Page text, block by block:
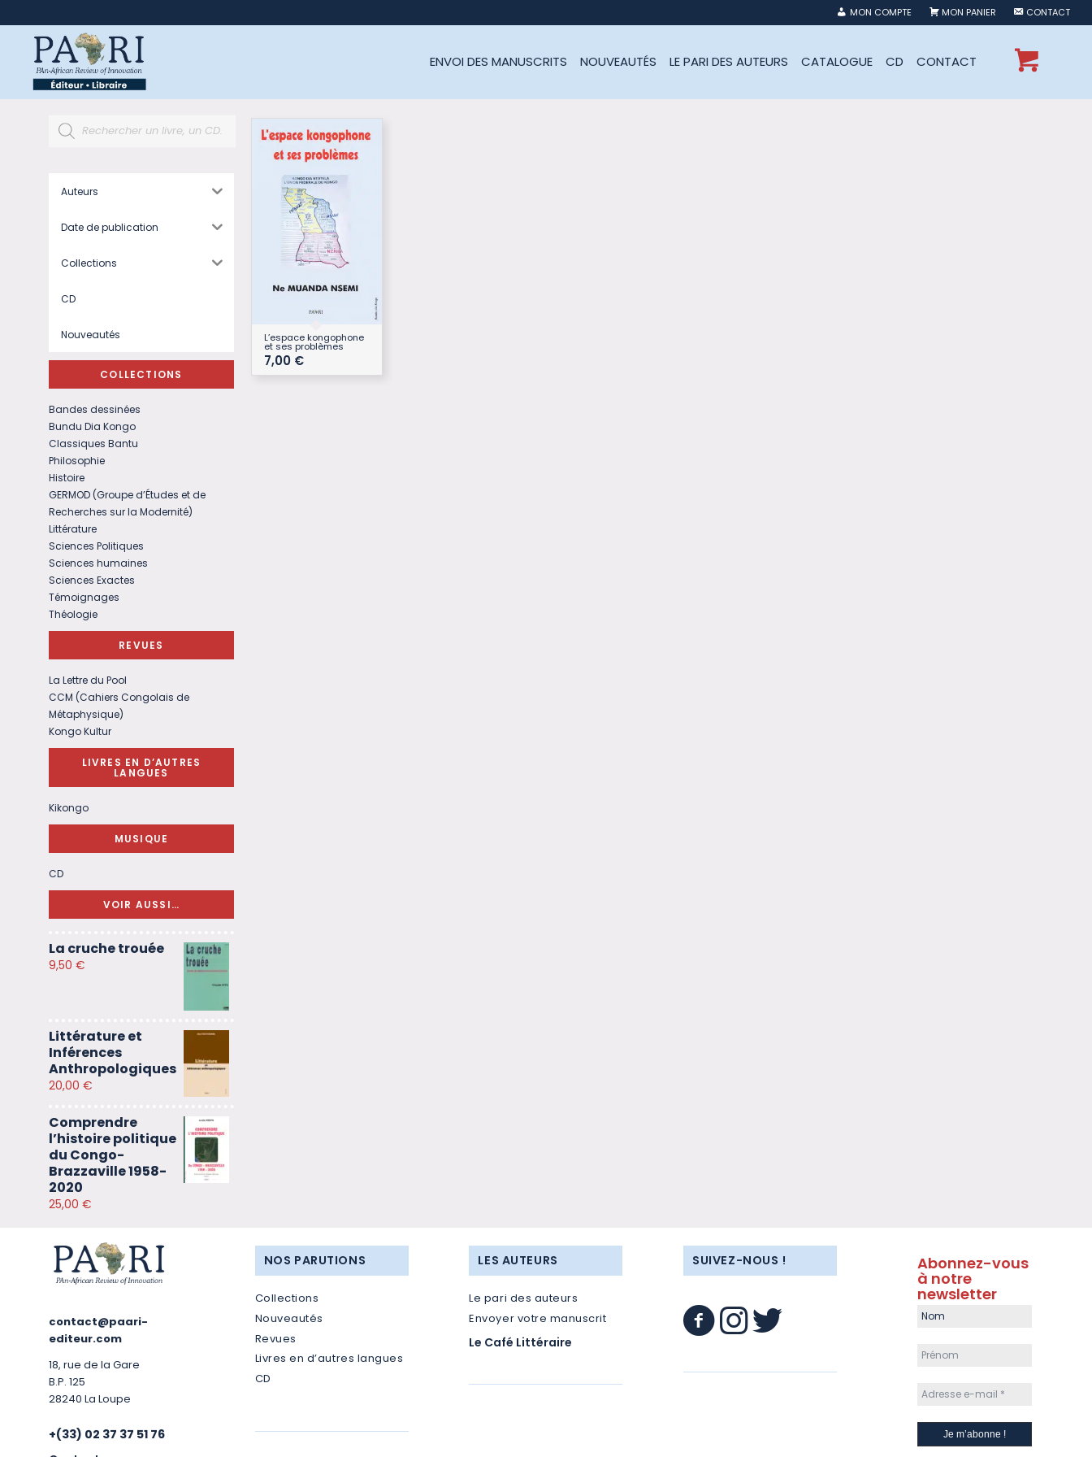
MON COMPTE MON PANIER CONTACT
ENVOI DES MANUSCRITS NOUVEAUTÉS LE PARI DES AUTEURS CATALOGUE CD CONTACT
L’espace kongophone
et ses problèmes
7,00 €
Auteurs
Date de publication
Collections
CD
Nouveautés
COLLECTIONS
Bandes dessinées
Bundu Dia Kongo
Classiques Bantu
Philosophie
Histoire
GERMOD (Groupe d’Études et de
Recherches sur la Modernité)
Littérature
Sciences Politiques
Sciences humaines
Sciences Exactes
Témoignages
Théologie
REVUES
La Lettre du Pool
CCM (Cahiers Congolais de
Métaphysique)
Kongo Kultur
LIVRES EN D’AUTRES
LANGUES
Kikongo
MUSIQUE
CD
VOIR AUSSI…
La cruche trouée
9,50 €
Littérature et
Inférences
Anthropologiques
20,00 €
Comprendre
l’histoire politique
du Congo-
Brazzaville 1958-
2020
25,00 €
contact@paari-
editeur.com
18, rue de la Gare
B.P. 125
28240 La Loupe
+(33) 02 37 37 51 76
NOS PARUTIONS
Collections
Nouveautés
Revues
Livres en d’autres langues
CD
LES AUTEURS
Le pari des auteurs
Envoyer votre manuscrit
Le Café Littéraire
SUIVEZ-NOUS ! Abonnez-vous
à notre
newsletter